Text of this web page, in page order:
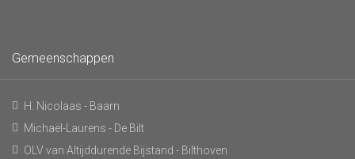
Gemeenschappen
H. Nicolaas - Baarn
Michaël-Laurens - De Bilt
OLV van Altijddurende Bijstand - Bilthoven